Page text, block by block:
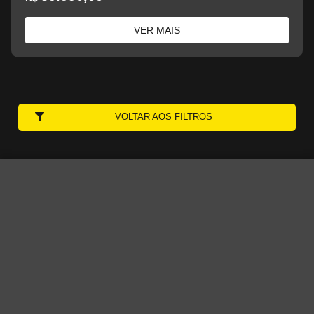
VER MAIS
VOLTAR AOS FILTROS